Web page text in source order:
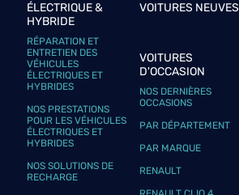
ÉLECTRIQUE &
HYBRIDE
RÉPARATION ET
ENTRETIEN DES
VÉHICULES
ÉLECTRIQUES ET
HYBRIDES
NOS PRESTATIONS
POUR LES VÉHICULES
ÉLECTRIQUES ET
HYBRIDES
NOS SOLUTIONS DE
RECHARGE
VOITURES NEUVES
VOITURES
D'OCCASION
NOS DERNIÈRES
OCCASIONS
PAR DÉPARTEMENT
PAR MARQUE
RENAULT